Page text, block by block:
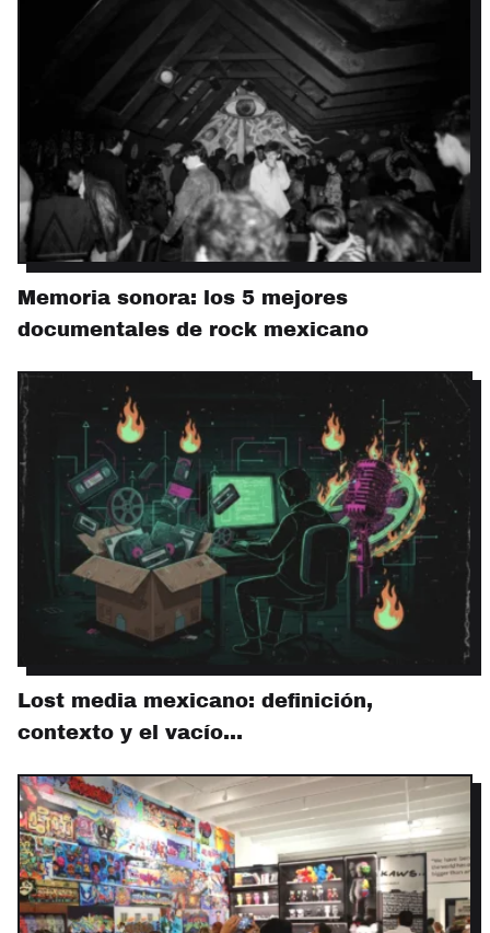
Memoria sonora: los 5 mejores
documentales de rock mexicano
Lost media mexicano: definición,
contexto y el vacío…